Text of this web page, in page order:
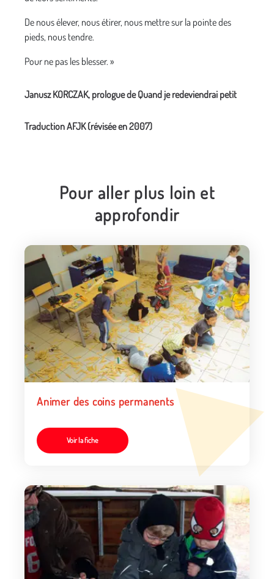
De nous élever, nous étirer, nous mettre sur la pointe des
pieds, nous tendre.
Pour ne pas les blesser. »
Janusz KORCZAK, prologue de Quand je redeviendrai petit
Traduction AFJK (révisée en 2007)
Pour aller plus loin et
approfondir
Animer des coins permanents
Voir la fiche